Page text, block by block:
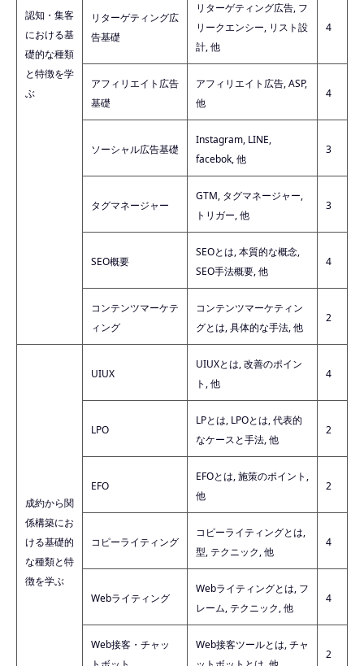
認知・集客
における基
礎的な種類
と特徴を学
ぶ
リターゲティング広
告基礎
リターゲティング広告, フ
リークエンシー, リスト設
計, 他
4
アフィリエイト広告
基礎
アフィリエイト広告, ASP,
他
4
ソーシャル広告基礎
Instagram, LINE,
facebok, 他
3
タグマネージャー
GTM, タグマネージャー,
トリガー, 他
3
SEO概要
SEOとは, 本質的な概念,
SEO手法概要, 他
4
コンテンツマーケテ
ィング
コンテンツマーケティン
グとは, 具体的な手法, 他
2
成約から関
係構築にお
ける基礎的
な種類と特
徴を学ぶ
UIUX
UIUXとは, 改善のポイン
ト, 他
4
LPO
LPとは, LPOとは, 代表的
なケースと手法, 他
2
EFO
EFOとは, 施策のポイント,
他
2
コピーライティング
コピーライティングとは,
型, テクニック, 他
4
Webライティング
Webライティングとは, フ
レーム, テクニック, 他
4
Web接客・チャッ
Web接客ツールとは, チャ
2